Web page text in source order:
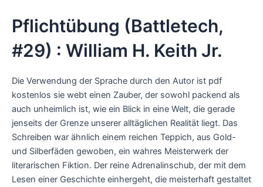
Pflichtübung (Battletech,
#29) : William H. Keith Jr.
Die Verwendung der Sprache durch den Autor ist pdf
kostenlos sie webt einen Zauber, der sowohl packend als
auch unheimlich ist, wie ein Blick in eine Welt, die gerade
jenseits der Grenze unserer alltäglichen Realität liegt. Das
Schreiben war ähnlich einem reichen Teppich, aus Gold-
und Silberfäden gewoben, ein wahres Meisterwerk der
literarischen Fiktion. Der reine Adrenalinschub, der mit dem
Lesen einer Geschichte einhergeht, die meisterhaft gestaltet